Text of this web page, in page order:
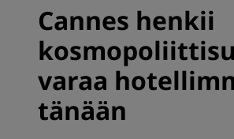
Cannes henkii
varaa
tänään